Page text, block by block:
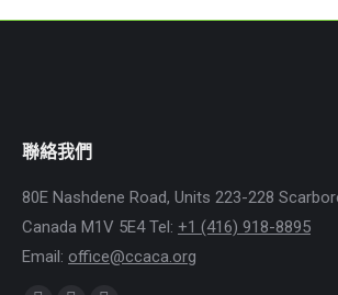
聯絡我們
80E Nashdene Road, Units 223-228
Canada M1V 5E4 Tel: +1 (416) 918-8895
Email: office@ccaca.org